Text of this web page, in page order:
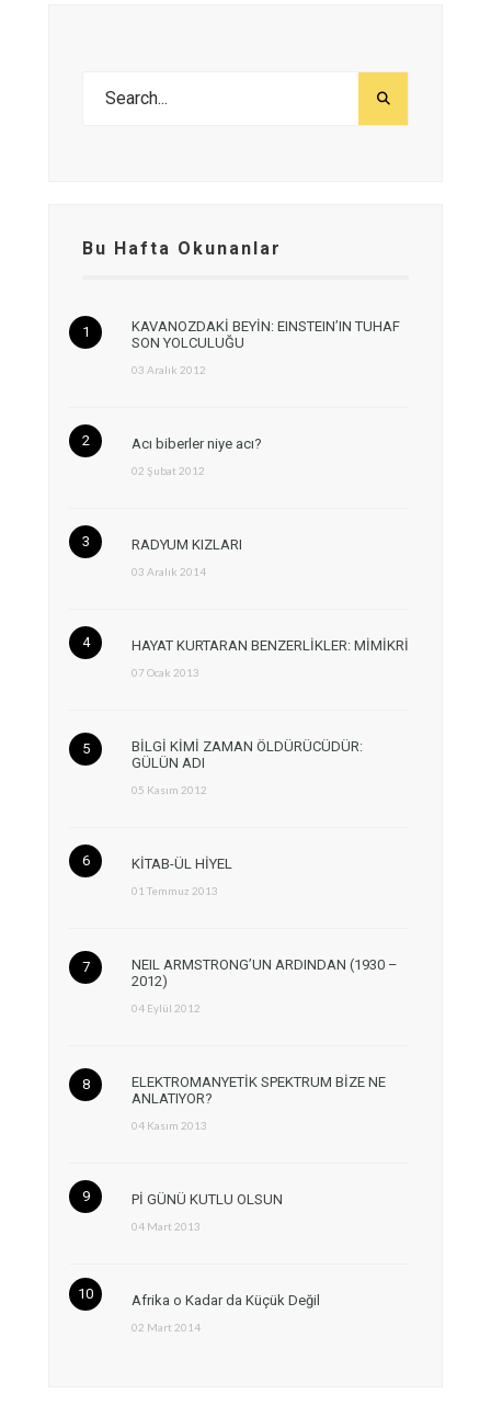
Bu Hafta Okunanlar
KAVANOZDAKİ BEYİN: EINSTEIN’IN TUHAF
SON YOLCULUĞU
03 Aralık 2012
Acı biberler niye acı?
02 Şubat 2012
RADYUM KIZLARI
03 Aralık 2014
HAYAT KURTARAN BENZERLİKLER: MİMİKRİ
07 Ocak 2013
BİLGİ KİMİ ZAMAN ÖLDÜRÜCÜDÜR:
GÜLÜN ADI
05 Kasım 2012
KİTAB-ÜL HİYEL
01 Temmuz 2013
NEIL ARMSTRONG’UN ARDINDAN (1930 –
2012)
04 Eylül 2012
ELEKTROMANYETİK SPEKTRUM BİZE NE
ANLATIYOR?
04 Kasım 2013
Pİ GÜNÜ KUTLU OLSUN
04 Mart 2013
Afrika o Kadar da Küçük Değil
02 Mart 2014